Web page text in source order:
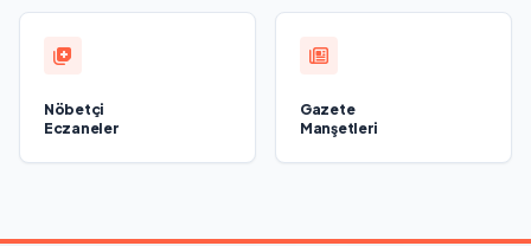
Nöbetçi
Eczaneler
Gazete
Manşetleri